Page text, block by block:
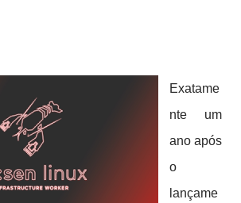
Exatame
nte um
ano após
o
lançame